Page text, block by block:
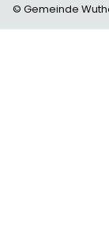
© Gemeinde